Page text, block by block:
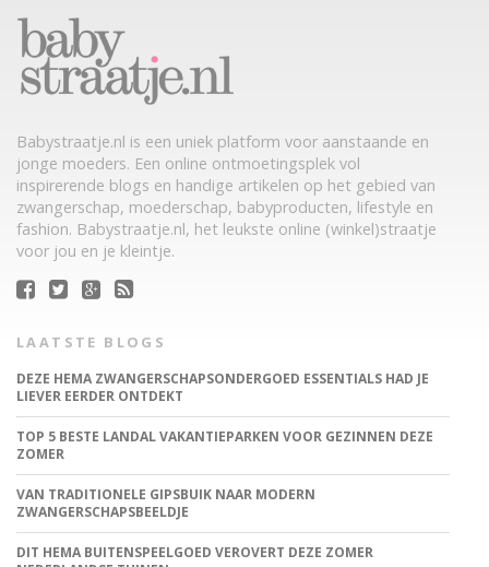
Babystraatje.nl is een uniek platform voor aanstaande en
jonge moeders. Een online ontmoetingsplek vol
inspirerende blogs en handige artikelen op het gebied van
zwangerschap, moederschap, babyproducten, lifestyle en
fashion. Babystraatje.nl, het leukste online (winkel)straatje
voor jou en je kleintje.
LAATSTE BLOGS
DEZE HEMA ZWANGERSCHAPSONDERGOED ESSENTIALS HAD JE
LIEVER EERDER ONTDEKT
TOP 5 BESTE LANDAL VAKANTIEPARKEN VOOR GEZINNEN DEZE
ZOMER
VAN TRADITIONELE GIPSBUIK NAAR MODERN
ZWANGERSCHAPSBEELDJE
DIT HEMA BUITENSPEELGOED VEROVERT DEZE ZOMER